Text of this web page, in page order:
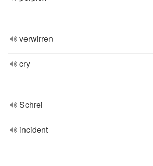
verwirren
cry
Schrei
incident